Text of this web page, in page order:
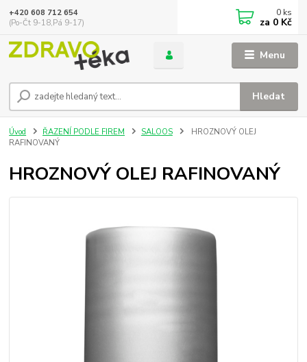
Menu
Hledat
+420 608 712 654
(Po-Čt 9-18,Pá 9-17)
0 ks
za 0 Kč
Úvod ŘAZENÍ PODLE FIREM SALOOS
HROZNOVÝ OLEJ
RAFINOVANÝ
HROZNOVÝ OLEJ RAFINOVANÝ